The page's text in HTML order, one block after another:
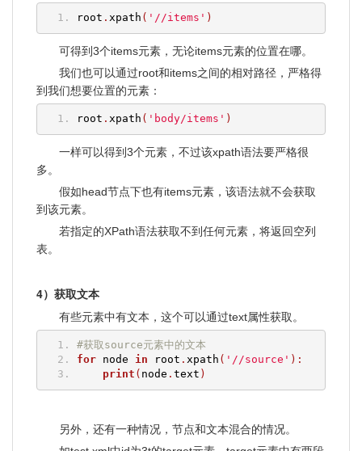
root . xpath ( '//items' )
可得到3个items元素，无论items元素的位置在哪。
我们也可以通过root和items之间的相对路径，严格得
到我们想要位置的元素：
root . xpath ( 'body/items' )
一样可以得到3个元素，不过该xpath语法要严格很
多。
假如head节点下也有items元素，该语法就不会获取
到该元素。
若指定的XPath语法获取不到任何元素，将返回空列
表。
4）获取文本
有些元素中有文本，这个可以通过text属性获取。
#获取source元素中的文本
for node in root . xpath ( '//source' ):
print ( node . text )
另外，还有一种情况，节点和文本混合的情况。